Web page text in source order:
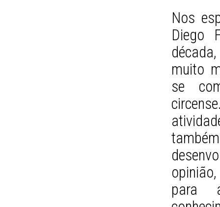
Nos
Diego
muito
se
para